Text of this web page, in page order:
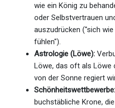
wie ein König zu
oder Selbstvertrauen
auszudrücken ("sich
fühlen").
Astrologie (Löwe):
Löwe, das oft als Löwe
von der Sonne regiert
Schönheitswettbewerbe:
buchstäbliche Krone,